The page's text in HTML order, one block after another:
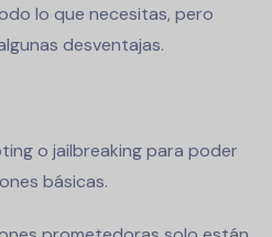
lo que necesitas, pero
desventajas.
o jailbreaking para poder
básicas.